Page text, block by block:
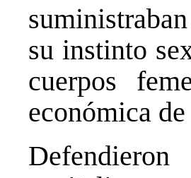
su instinto
cuerpos
económica